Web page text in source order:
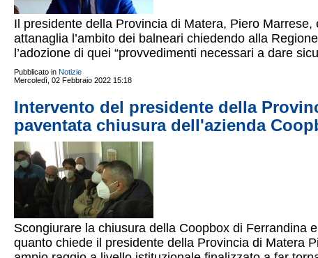
Il presidente della Provincia di Matera, Piero
attanaglia l’ambito dei balneari chiedendo alla
l’adozione di quei “provvedimenti necessari a dare
Pubblicato in Notizie
Mercoledì, 02 Febbraio 2022 15:18
Intervento del presidente della
paventata chiusura dell'azienda
Scongiurare la chiusura della Coopbox di Ferrandina
quanto chiede il presidente della Provincia di Matera